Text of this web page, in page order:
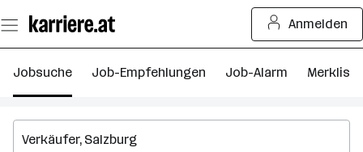
Seiteninhalt
springen
Anmelden
Jobsuche Job-Empfehlungen Job-Alarm Merkliste